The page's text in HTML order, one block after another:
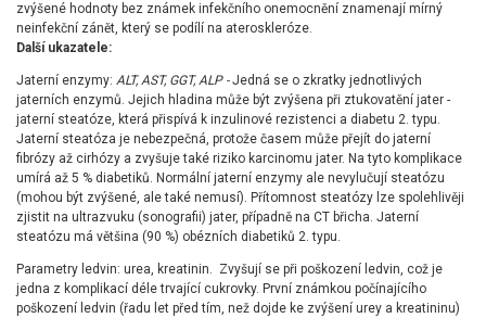
zvýšené hodnoty bez známek infekčního onemocnění znamenají mírný
neinfekční zánět, který se podílí na ateroskleróze.
Další ukazatele:
Jaterní enzymy: ALT, AST, GGT, ALP -Jedná se o zkratky jednotlivých
jaterních enzymů. Jejich hladina může být zvýšena při ztukovatění jater -
jaterní steatóze, která přispívá k inzulinové rezistenci a diabetu 2. typu.
Jaterní steatóza je nebezpečná, protože časem může přejít do jaterní
fibrózy až cirhózy a zvyšuje také riziko karcinomu jater. Na tyto komplikace
umírá až 5 % diabetiků. Normální jaterní enzymy ale nevylučují steatózu
(mohou být zvýšené, ale také nemusí). Přítomnost steatózy lze spolehlivěji
zjistit na ultrazvuku (sonografii) jater, případně na CT břicha. Jaterní
steatózu má většina (90 %) obézních diabetiků 2. typu.
Parametry ledvin: urea, kreatinin. Zvyšují se při poškození ledvin, což je
jedna z komplikací déle trvající cukrovky. První známkou počínajícího
poškození ledvin (řadu let před tím, než dojde ke zvýšení urey a kreatininu)